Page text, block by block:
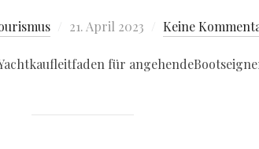
21. April 2023 Keine
für